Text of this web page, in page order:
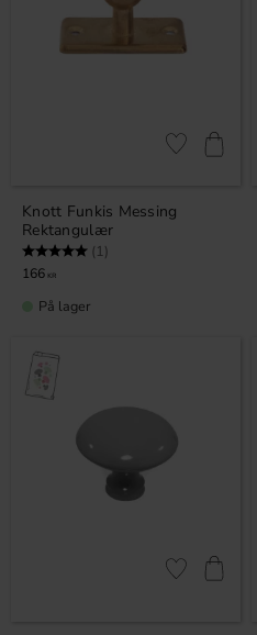
Knott Funkis Messing
Rektangulær
Karakter: (1)
166 KR
Lagre som
På lager
Lagre som